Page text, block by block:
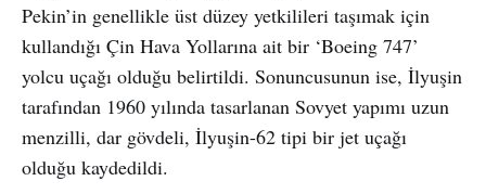
Pekin’in genellikle üst düzey yetkilileri taşımak için
kullandığı Çin Hava Yollarına ait bir ‘Boeing 747’
yolcu uçağı olduğu belirtildi. Sonuncusunun ise, İlyuşin
tarafından 1960 yılında tasarlanan Sovyet yapımı uzun
menzilli, dar gövdeli, İlyuşin-62 tipi bir jet uçağı
olduğu kaydedildi.